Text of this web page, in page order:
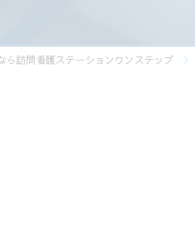
ら訪問看護ステーションワンステップ